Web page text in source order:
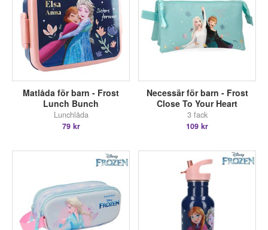
Matlåda för barn - Frost
Lunch Bunch
Lunchlåda
79 kr
Necessär för barn - Frost
Close To Your Heart
3 fack
109 kr